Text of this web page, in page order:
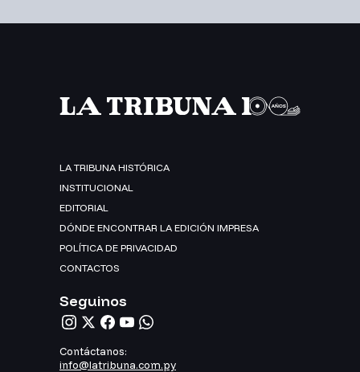
LA TRIBUNA HISTÓRICA
INSTITUCIONAL
EDITORIAL
DÓNDE ENCONTRAR LA EDICIÓN IMPRESA
POLÍTICA DE PRIVACIDAD
CONTACTOS
Seguinos
Contáctanos:
info@latribuna.com.py